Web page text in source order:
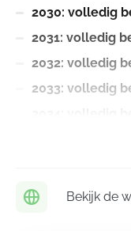
2030: volledig
2031: volledig
2032: volledig
2033: volledig
Bekijk de